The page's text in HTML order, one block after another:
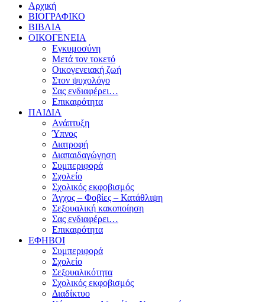
Αρχική
ΒΙΟΓΡΑΦΙΚΟ
ΒΙΒΛΙΑ
ΟΙΚΟΓΕΝΕΙΑ
Εγκυμοσύνη
Μετά τον τοκετό
Οικογενειακή ζωή
Στον ψυχολόγο
Σας ενδιαφέρει…
Επικαιρότητα
ΠΑΙΔΙΑ
Ανάπτυξη
Ύπνος
Διατροφή
Διαπαιδαγώγηση
Συμπεριφορά
Σχολείο
Σχολικός εκφοβισμός
Άγχος – Φοβίες – Κατάθλιψη
Σεξουαλική κακοποίηση
Σας ενδιαφέρει…
Επικαιρότητα
ΕΦΗΒΟΙ
Συμπεριφορά
Σχολείο
Σεξουαλικότητα
Σχολικός εκφοβισμός
Διαδίκτυο